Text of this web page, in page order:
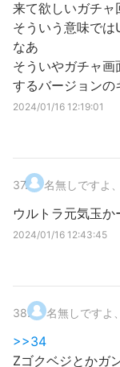
来て欲しいガチャ
そういう意味で
なあ
そういやガチャ
するバージョンの
2024/01/16 12:19:01
37. 名無しですよ
ウルトラ元気玉か
2024/01/16 12:43:45
38. 名無しですよ
>>34
Zゴクベジとかガ